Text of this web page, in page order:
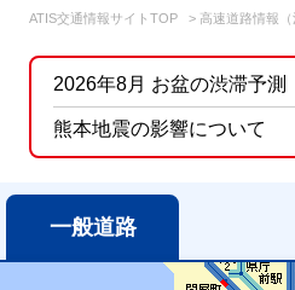
ATIS交通情報サイトTOP > 高速道路情報（
2026年8月 お盆の渋滞予測
熊本地震の影響について
一般道路